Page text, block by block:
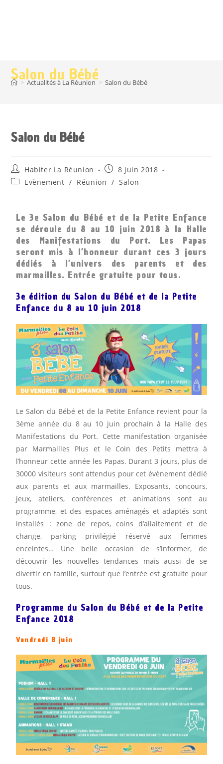
Salon du Bébé
> Actualités à La Réunion > Salon du Bébé
Salon du Bébé
Habiter La Réunion
8 juin 2018
Evènement / Réunion / Salon
Le 3e Salon du Bébé et de la Petite Enfance
se déroule du 8 au 10 juin 2018 à la Halle
des Manifestations du Port. Les Papas
seront mis à l’honneur durant ces 3 jours
dédiés à l’univers des parents et des
marmailles. Entrée gratuite pour tous.
3e édition du Salon du Bébé et de la Petite
Enfance du 8 au 10 juin 2018
Le Salon du Bébé et de la Petite Enfance revient pour la
3ème année du 8 au 10 juin prochain à la Halle des
Manifestations du Port. Cette manifestation organisée
par Marmailles Plus et le Coin des Petits mettra à
l’honneur cette année les Papas. Durant 3 jours, plus de
30000 visiteurs sont attendus pour cet évènement dédié
aux parents et aux marmailles. Exposants, concours,
jeux, ateliers, conférences et animations sont au
programme, et des espaces aménagés et adaptés sont
installés : zone de repos, coins d’allaitement et de
change, parking privilégié réservé aux femmes
enceintes… Une belle occasion de s’informer, de
découvrir les nouvelles tendances mais aussi de se
divertir en famille, surtout que l’entrée est gratuite pour
tous.
Programme du Salon du Bébé et de la Petite
Enfance 2018
Vendredi 8 juin